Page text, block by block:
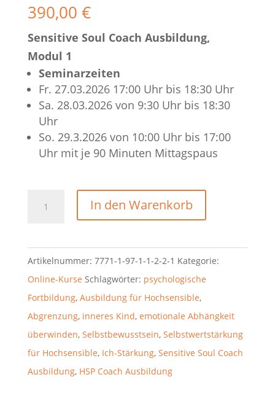
390,00 €
Sensitive Soul Coach Ausbildung,
Modul 1
Seminarzeiten
Fr. 27.03.2026 17:00 Uhr bis 18:30 Uhr
Sa. 28.03.2026 von 9:30 Uhr bis 18:30
Uhr
So. 29.3.2026 von 10:00 Uhr bis 17:00
Uhr mit je 90 Minuten Mittagspaus
In den Warenkorb
Artikelnummer: 7771-1-97-1-1-2-2-1 Kategorie:
Online-Kurse Schlagwörter: psychologische
Fortbildung, Ausbildung für Hochsensible,
Abgrenzung, inneres Kind, emotionale Abhängkeit
überwinden, Selbstbewusstsein, Selbstwertstärkung
für Hochsensible, Ich-Stärkung, Sensitive Soul Coach
Ausbildung, HSP Coach Ausbildung